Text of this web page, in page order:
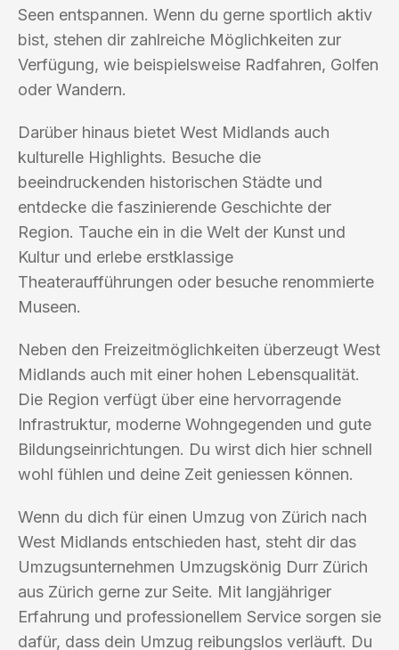
Seen entspannen. Wenn du gerne sportlich aktiv
bist, stehen dir zahlreiche Möglichkeiten zur
Verfügung, wie beispielsweise Radfahren, Golfen
oder Wandern.
Darüber hinaus bietet West Midlands auch
kulturelle Highlights. Besuche die
beeindruckenden historischen Städte und
entdecke die faszinierende Geschichte der
Region. Tauche ein in die Welt der Kunst und
Kultur und erlebe erstklassige
Theateraufführungen oder besuche renommierte
Museen.
Neben den Freizeitmöglichkeiten überzeugt West
Midlands auch mit einer hohen Lebensqualität.
Die Region verfügt über eine hervorragende
Infrastruktur, moderne Wohngegenden und gute
Bildungseinrichtungen. Du wirst dich hier schnell
wohl fühlen und deine Zeit geniessen können.
Wenn du dich für einen Umzug von Zürich nach
West Midlands entschieden hast, steht dir das
Umzugsunternehmen Umzugskönig Durr Zürich
aus Zürich gerne zur Seite. Mit langjähriger
Erfahrung und professionellem Service sorgen sie
dafür, dass dein Umzug reibungslos verläuft. Du